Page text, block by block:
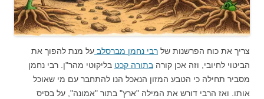
צריך את כוח הפרשנות של רבי נחמן מברסלב על מנת להפוך את
הביטוי לחיובי, וזה אכן קורה בתורה קכט בליקוטי מהר"ן. רבי נחמן
מסביר תחילה כי הטבע המזון הנאכל הנו להתחבר עם מי שאוכל
אותו. ואז הרבי דורש את המילה "ארץ" בתור "אמונה", על בסיס